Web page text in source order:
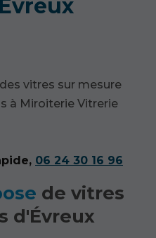
vitres sur mesure
à Miroiterie Vitrerie
06 24 30 16 96
de vitres
d'Évreux